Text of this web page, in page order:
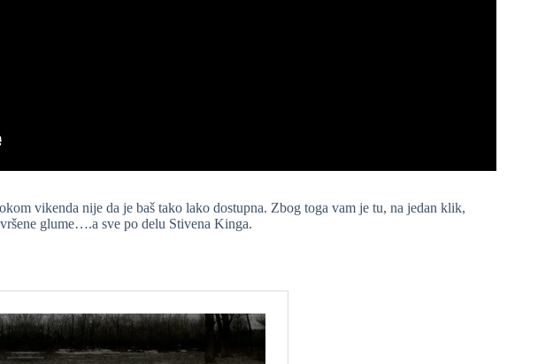
vikenda nije da je baš tako lako dostupna. Zbog toga vam je tu, na jedan klik,
glume….a sve po delu Stivena Kinga.